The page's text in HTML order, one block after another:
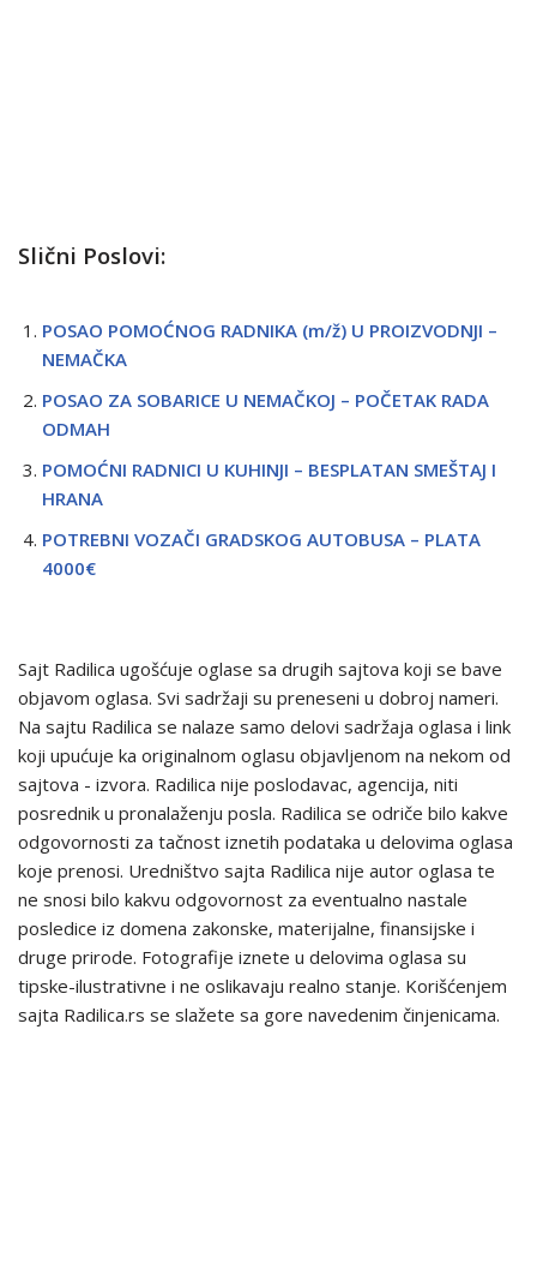
Slični Poslovi:
POSAO POMOĆNOG RADNIKA (m/ž) U PROIZVODNJI –
NEMAČKA
POSAO ZA SOBARICE U NEMAČKOJ – POČETAK RADA
ODMAH
POMOĆNI RADNICI U KUHINJI – BESPLATAN SMEŠTAJ I
HRANA
POTREBNI VOZAČI GRADSKOG AUTOBUSA – PLATA
4000€
Sajt Radilica ugošćuje oglase sa drugih sajtova koji se bave
objavom oglasa. Svi sadržaji su preneseni u dobroj nameri.
Na sajtu Radilica se nalaze samo delovi sadržaja oglasa i link
koji upućuje ka originalnom oglasu objavljenom na nekom od
sajtova - izvora. Radilica nije poslodavac, agencija, niti
posrednik u pronalaženju posla. Radilica se odriče bilo kakve
odgovornosti za tačnost iznetih podataka u delovima oglasa
koje prenosi. Uredništvo sajta Radilica nije autor oglasa te
ne snosi bilo kakvu odgovornost za eventualno nastale
posledice iz domena zakonske, materijalne, finansijske i
druge prirode. Fotografije iznete u delovima oglasa su
tipske-ilustrativne i ne oslikavaju realno stanje. Korišćenjem
sajta Radilica.rs se slažete sa gore navedenim činjenicama.